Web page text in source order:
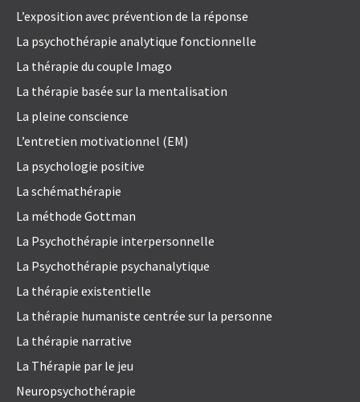
L’exposition avec prévention de la réponse
La psychothérapie analytique fonctionnelle
La thérapie du couple Imago
La thérapie basée sur la mentalisation
La pleine conscience
L’entretien motivationnel (EM)
La psychologie positive
La schémathérapie
La méthode Gottman
La Psychothérapie interpersonnelle
La Psychothérapie psychanalytique
La thérapie existentielle
La thérapie humaniste centrée sur la personne
La thérapie narrative
La Thérapie par le jeu
Neuropsychothérapie